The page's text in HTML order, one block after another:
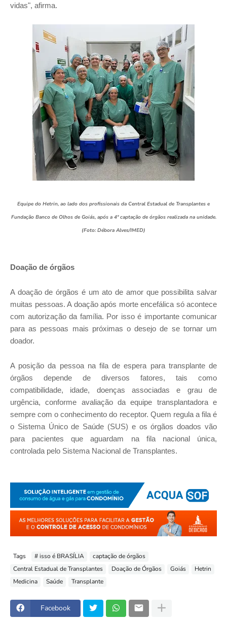
vidas", afirma.
Equipe do Hetrin, ao lado dos profissionais da Central Estadual de Transplantes e
Fundação Banco de Olhos de Goiás, após a 4ª captação de órgãos realizada na unidade.
(Foto: Débora Alves/IMED)
Doação de órgãos
A doação de órgãos é um ato de amor que possibilita salvar
muitas pessoas. A doação após morte encefálica só acontece
com autorização da família. Por isso é importante comunicar
para as pessoas mais próximas o desejo de se tornar um
doador.
A posição da pessoa na fila de espera para transplante de
órgãos depende de diversos fatores, tais como
compatibilidade, idade, doenças associadas e grau de
urgência, conforme avaliação da equipe transplantadora e
sempre com o conhecimento do receptor. Quem regula a fila é
o Sistema Único de Saúde (SUS) e os órgãos doados vão
para pacientes que aguardam na fila nacional única,
controlada pelo Sistema Nacional de Transplantes.
Tags # isso é BRASÍLIA
captação de órgãos
Central Estadual de Transplantes
Doação de Órgãos Goiás
Hetrin
Medicina
Saúde Transplante
Facebook